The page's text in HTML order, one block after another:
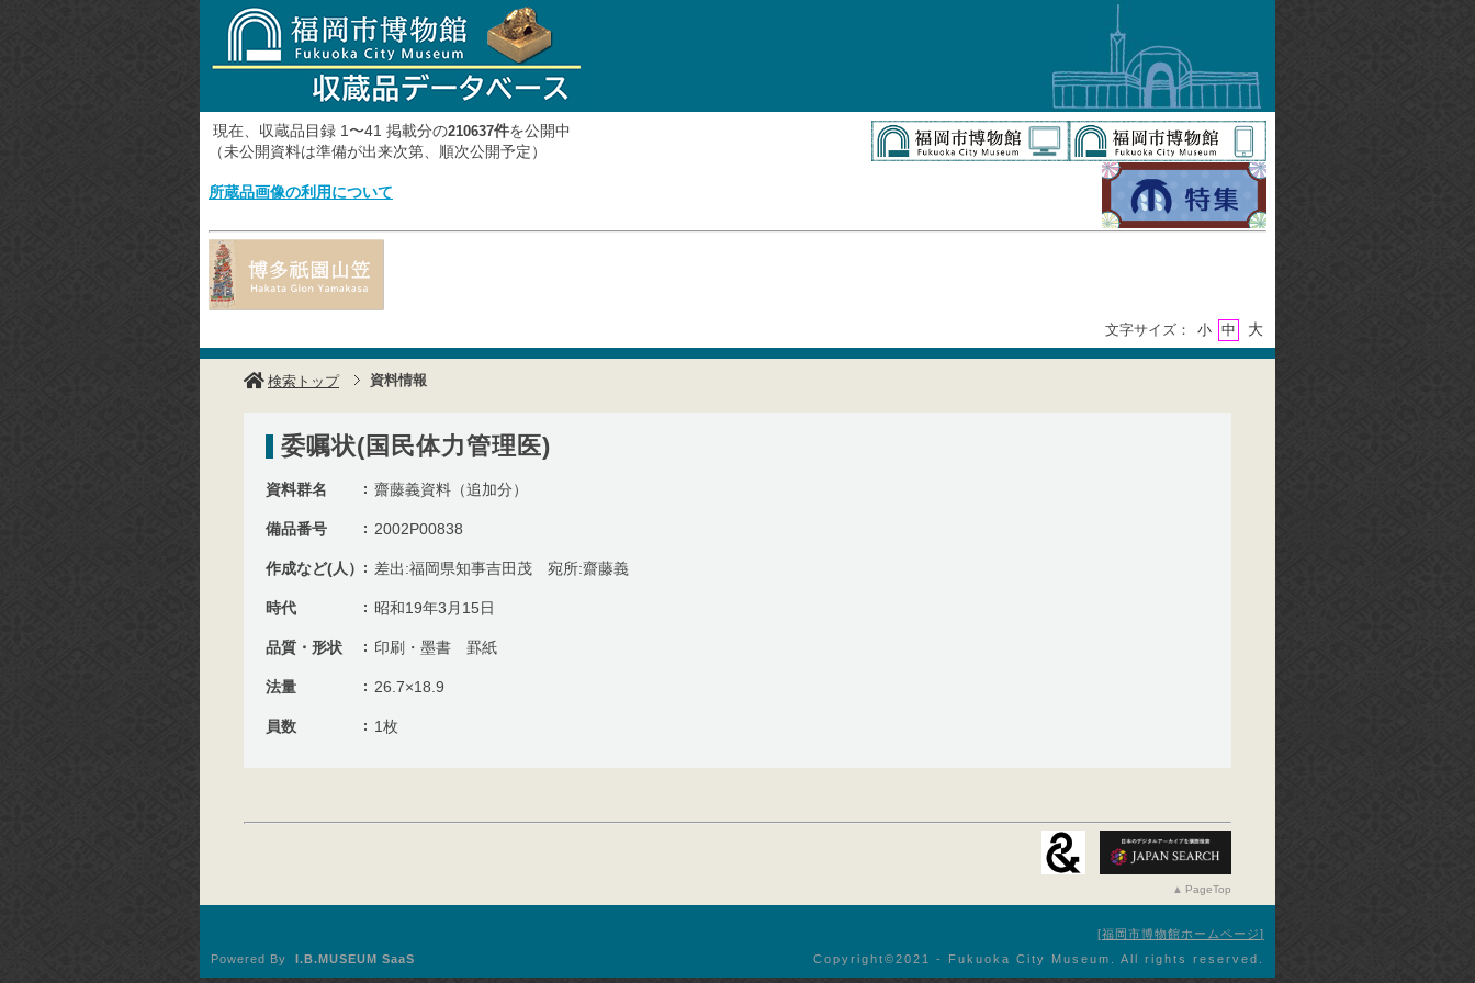
現在、収蔵品目録 1〜41 掲載分の210637件を公開中
（未公開資料は準備が出来次第、順次公開予定）
所蔵品画像の利用について
文字サイズ： 小 中 大
検索トップ 資料情報
委嘱状(国民体力管理医)
資料群名 齋藤義資料（追加分）
備品番号 2002P00838
作成など(人） 差出:福岡県知事吉田茂 宛所:齋藤義
時代 昭和19年3月15日
品質・形状 印刷・墨書 罫紙
法量 26.7×18.9
員数 1枚
PageTop
福岡市博物館ホームページ
Copyright©︎2021 - Fukuoka City Museum. All rights reserved.
Powered By I.B.MUSEUM SaaS